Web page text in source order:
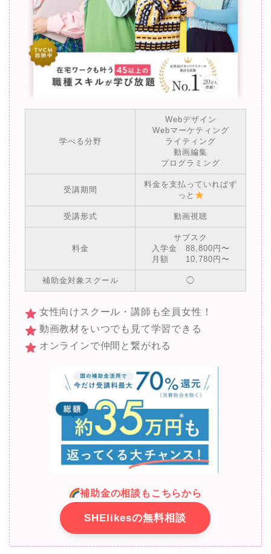
学べる分野
Webデザイン
Webマーケティング
ライティング
動画編集
プログラミング
受講期間
料金を支払っていればず
っと
受講形式 動画視聴
料金
サブスク
入学金 88,800円〜
月額 10,780円〜
補助金対象スクール ◯
女性向けスクール・講師も全員女性！
動画教材をいつでも見て学習できる
オンラインで仲間と繋がれる
補助金の相談もこちらから
SHElikesの無料相談